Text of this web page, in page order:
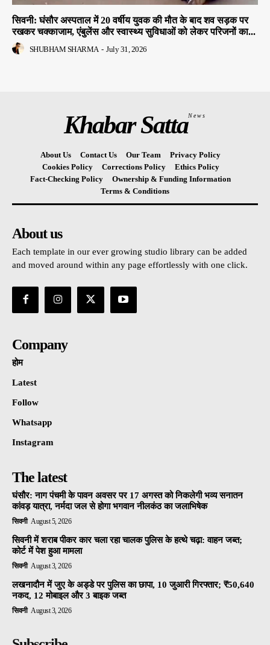
सिवनी: घंसौर अस्पताल में 20 वर्षीय युवक की मौत के बाद शव सड़क पर
रखकर चक्काजाम, एंबुलेंस और स्वास्थ्य सुविधाओं को लेकर परिजनों का...
SHUBHAM SHARMA - July 31, 2026
Khabar SattaNews
About Us Contact Us Our Team
Privacy Policy
Cookies Policy
Corrections Policy
Ethics Policy
Fact-Checking Policy
Ownership & Funding Information
Terms & Conditions
About us
Each template in our ever growing studio library can be added
and moved around within any page effortlessly with one click.
Company
होम
Latest
Follow
Whatsapp
Instagram
The latest
घंसौर: नाग पंचमी के पावन अवसर पर 17 अगस्त को निकलेगी भव्य सनातन
कांवड़ यात्रा, नर्मदा जल से होगा भगवान नीलकंठ का जलाभिषेक
सिवनी August 5, 2026
सिवनी में शराब पीकर कार चला रहा चालक पुलिस के हत्थे चढ़ा: वाहन जब्त;
कोर्ट में पेश हुआ मामला
सिवनी August 3, 2026
लखनादौन में जुए के अड्डे पर पुलिस का छापा, 10 जुआरी गिरफ्तार; ₹50,640
नकद, 12 मोबाइल और 3 बाइक जब्त
सिवनी August 3, 2026